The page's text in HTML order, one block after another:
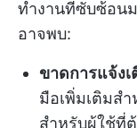
ทำงานที่ซับซ้อน
อาจพบ:
ขาดการแจ้ง
มือเพิ่มเติมส
สำหรับผู้ใช้ที่